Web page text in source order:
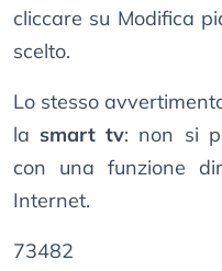
cliccare su Modifica
scelto.
Lo stesso
la smart tv: non si
con una funzione
Internet.
73482